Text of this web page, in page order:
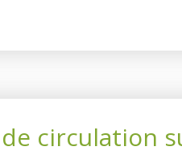
circulation